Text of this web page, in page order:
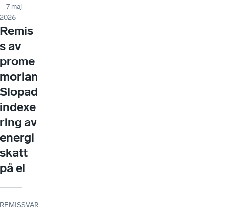
– 7 maj
2026
Remis
s av
prome
morian
Slopad
indexe
ring av
energi
skatt
på el
REMISSVAR